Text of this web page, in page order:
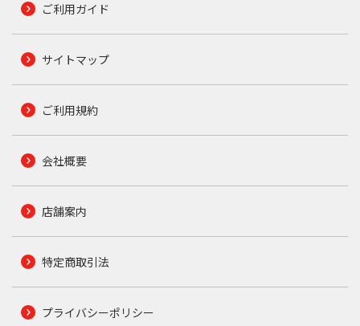
ご利用ガイド
サイトマップ
ご利用規約
会社概要
店舗案内
特定商取引法
プライバシーポリシー